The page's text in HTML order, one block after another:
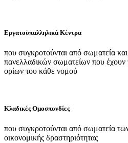
Εργατοϋπαλληλικά Κέντρα
που συγκροτούνται από σωματεία
πανελλαδικών σωματείων που έχουν
ορίων του κάθε νομού
Κλαδικές Ομοσπονδίες
που συγκροτούνται από σωματεία
οικονομικής δραστηριότητας